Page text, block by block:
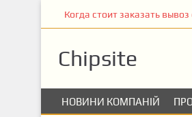
o
Когда стоит заказать вывоз
Chipsite
НОВИНИ КОМПАНІЙ